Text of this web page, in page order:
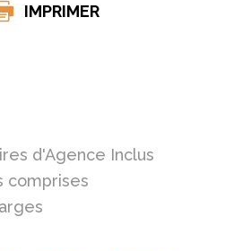
IMPRIMER
d'Agence Inclus
comprises